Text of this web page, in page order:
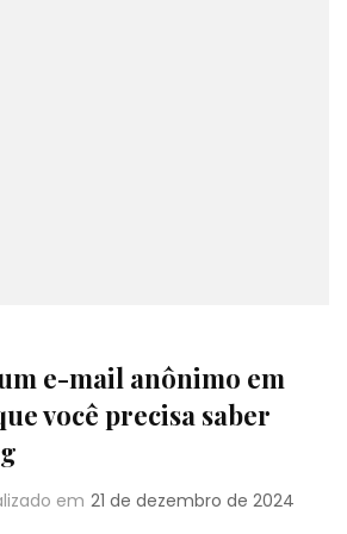
e-mail anônimo em
você precisa saber
em 21 de dezembro de 2024